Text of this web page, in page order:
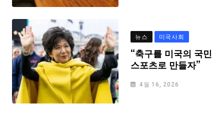
뉴스 미국사회
“축구를 미국의 국민
스포츠로 만들자”
4월 16, 2026